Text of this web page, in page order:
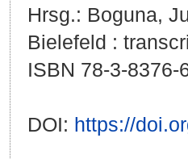
Hrsg.: Boguna,
Bielefeld :
ISBN 78-3-8376-
DOI: https://